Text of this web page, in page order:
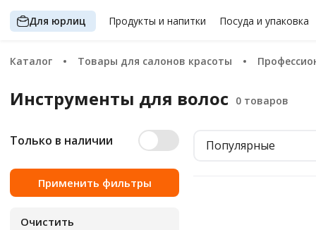
Для юрлиц Продуктыи напитки Посуда и упаковка
Каталог Товары для салонов красоты
Инструменты для волос
Только в наличии Популярные